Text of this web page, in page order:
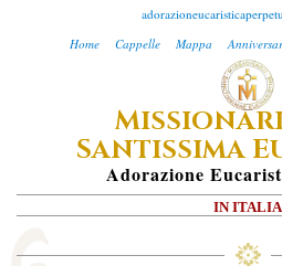
Home
Cappelle Mappa
M
SANTISSIMA E
ADorazione E
IN ITALIA